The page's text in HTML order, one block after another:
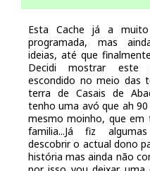
Esta Cache já a
programada, mas
ideias, até que
Decidi mostrar este
escondido no meio das
terra de Casais de
tenho uma avó que ah
mesmo moinho, que em
familia...Já fiz
descobrir o actual dono
história mas ainda não